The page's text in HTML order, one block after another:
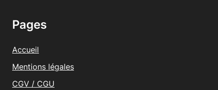
Pages
Accueil
Mentions légales
CGV / CGU